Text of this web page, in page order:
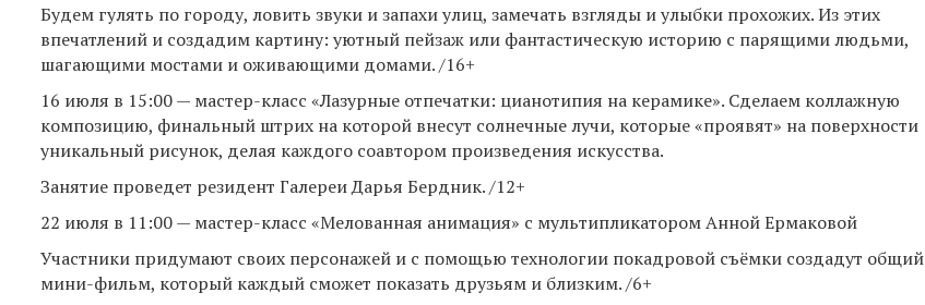
Будем гулять по городу, ловить звуки и запахи улиц, замечать взгляды и улыбки прохожих. Из этих
впечатлений и создадим картину: уютный пейзаж или фантастическую историю с парящими людьми,
шагающими мостами и оживающими домами. /16+
16 июля в 15:00 — мастер-класс «Лазурные отпечатки: цианотипия на керамике». Сделаем коллажную
композицию, финальный штрих на которой внесут солнечные лучи, которые «проявят» на поверхности
уникальный рисунок, делая каждого соавтором произведения искусства.
Занятие проведет резидент Галереи Дарья Бердник. /12+
22 июля в 11:00 — мастер-класс «Мелованная анимация» с мультипликатором Анной Ермаковой
Участники придумают своих персонажей и с помощью технологии покадровой съёмки создадут общий
мини-фильм, который каждый сможет показать друзьям и близким. /6+